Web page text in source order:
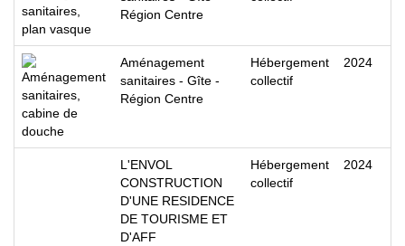
Région Centre
Aménagement
sanitaires - Gîte -
Région Centre
Hébergement
collectif
2024
L'ENVOL
CONSTRUCTION
D'UNE RESIDENCE
DE TOURISME ET
D'AFF
Hébergement
collectif
2024